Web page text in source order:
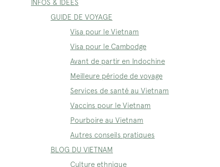
INFOS & IDÉES
GUIDE DE VOYAGE
Visa pour le Vietnam
Visa pour le Cambodge
Avant de partir en Indochine
Meilleure période de voyage
Services de santé au Vietnam
Vaccins pour le Vietnam
Pourboire au Vietnam
Autres conseils pratiques
BLOG DU VIETNAM
Culture ethnique